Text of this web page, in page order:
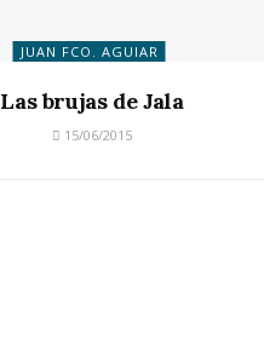
JUAN FCO. AGUIAR
Las brujas de Jala
15/06/2015